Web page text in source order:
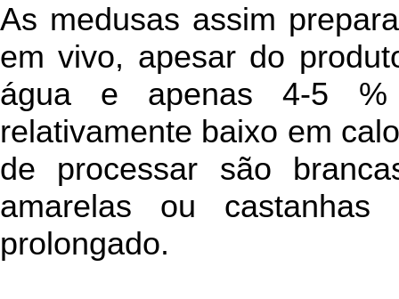
As medusas assim
em vivo, apesar do
água e apenas 4-5 %
relativamente baixo em
de processar são
amarelas ou castanhas
prolongado.